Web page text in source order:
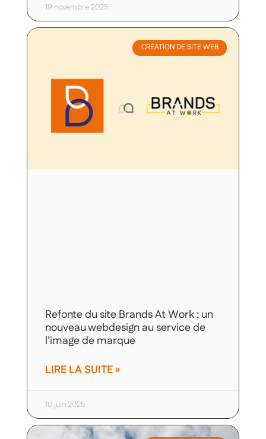
19 novembre 2025
CRÉATION DE SITE WEB
Refonte du site Brands At Work : un
nouveau webdesign au service de
l’image de marque
LIRE LA SUITE »
10 juin 2025